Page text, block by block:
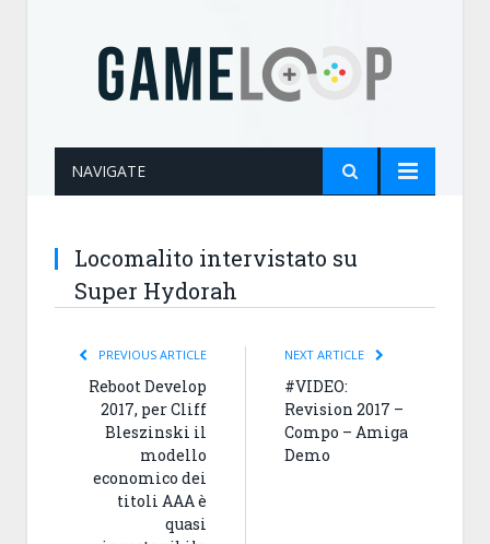
NAVIGATE
Locomalito intervistato su
Super Hydorah
PREVIOUS ARTICLE
Reboot Develop
2017, per Cliff
Bleszinski il
modello
economico dei
titoli AAA è
quasi
NEXT ARTICLE
#VIDEO:
Revision 2017 –
Compo – Amiga
Demo